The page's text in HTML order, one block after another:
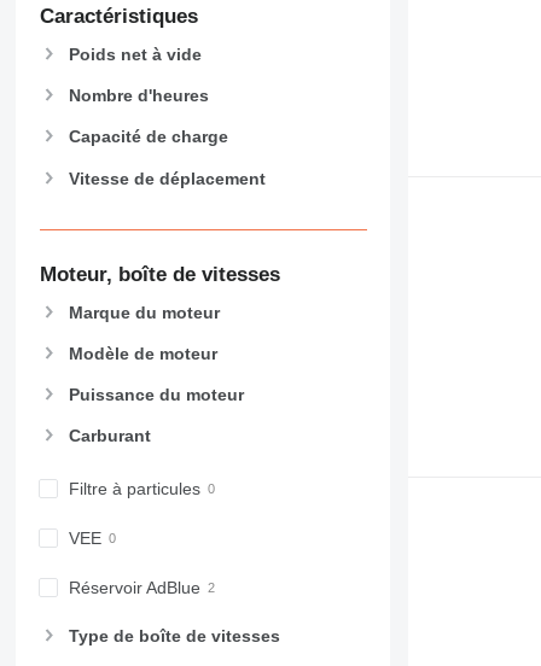
950
953
962
963
972
982
988
992
AP
CS
E-series
GC
Caractéristiques
Poids net à vide
Nombre d'heures
Capacité de charge
Vitesse de déplacement
Moteur, boîte de vitesses
Marque du moteur
Modèle de moteur
Puissance du moteur
Carburant
Filtre à particules
VEE
Réservoir AdBlue
Type de boîte de vitesses